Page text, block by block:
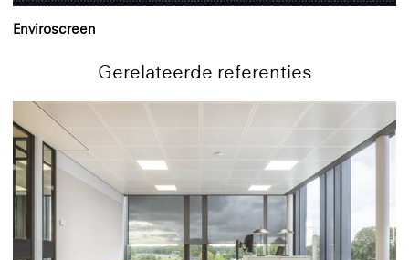
Enviroscreen
Gerelateerde referenties